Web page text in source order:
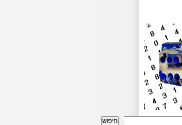
חיפוש